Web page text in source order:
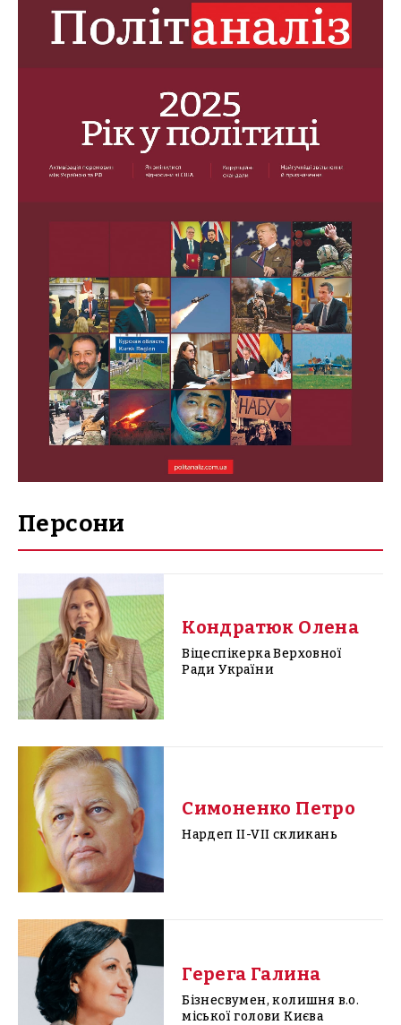
Персони
Кондратюк Олена
Віцеспікерка Верховної
Ради України
Симоненко Петро
Нардеп II-VII скликань
Герега Галина
Бізнесвумен, колишня в.о.
міської голови Києва